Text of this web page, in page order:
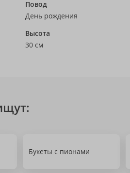
Повод
День рождения
Высота
30 см
Букеты с пионами